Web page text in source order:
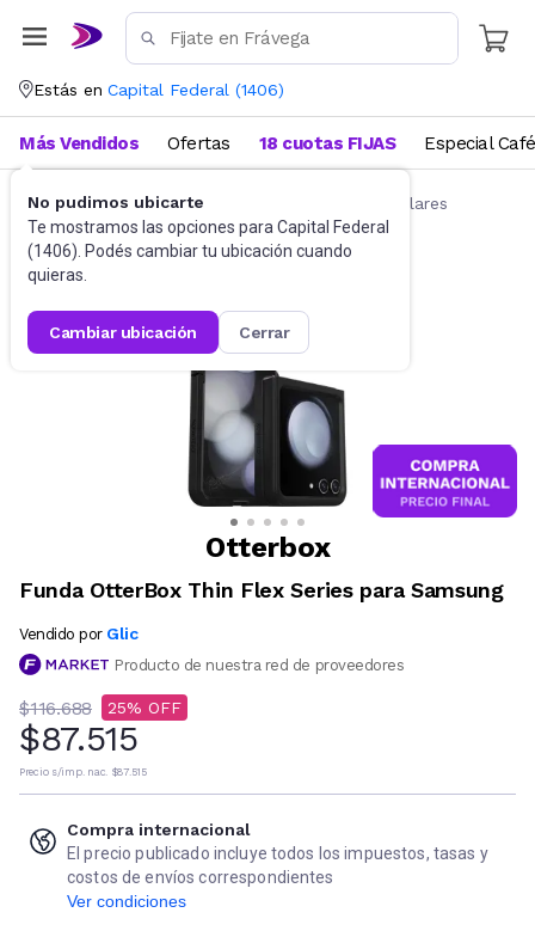
Estás en Capital Federal (1406)
No pudimos ubicarte
Te mostramos las opciones para Capital Federal
(1406). Podés cambiar tu ubicación cuando
quieras.
cambiar ubicación cerrar
Más Vendidos Ofertas 18 cuotas FIJAS Especial Café
Accesorios para Celulares Fundas para celulares
Otterbox
Funda OtterBox Thin Flex Series para Samsung
Vendido por Glic
Producto de nuestra red de proveedores
$116.688 25
$87.515
Precio s/imp. nac. $87.515
Compra internacional
El precio publicado incluye todos los impuestos, tasas y
costos de envíos correspondientes
Ver condiciones